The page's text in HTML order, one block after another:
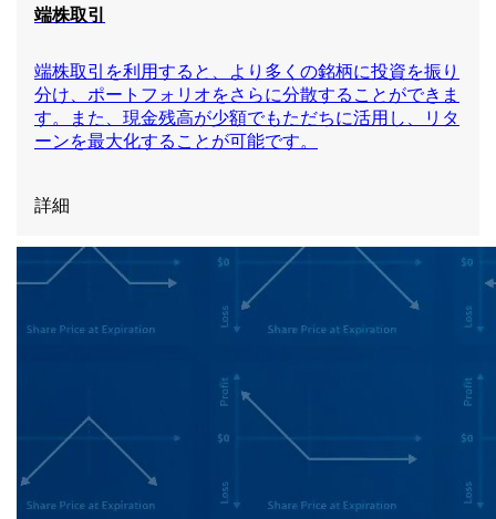
端株取引
端株取引を利用すると、より多くの銘柄に投資を振り
分け、ポートフォリオをさらに分散することができま
す。また、現金残高が少額でもただちに活用し、リタ
ーンを最大化することが可能です。
詳細